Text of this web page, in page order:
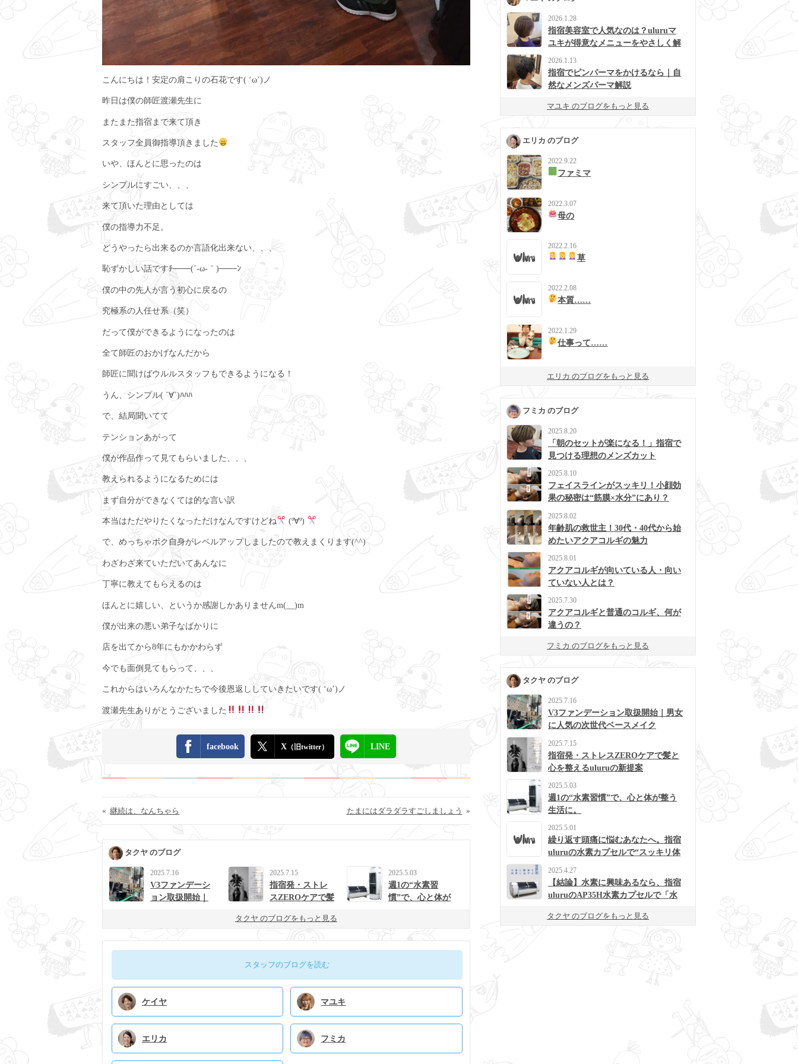
こんにちは！安定の肩こりの石花です( ‘ω’)ノ
昨日は僕の師匠渡瀬先生に
またまた指宿まで来て頂き
スタッフ全員御指導頂きました
いや、ほんとに思ったのは
シンプルにすごい、、、
来て頂いた理由としては
僕の指導力不足。
どうやったら出来るのか言語化出来ない、、、
恥ずかしい話ですﾁ───(´-ω-｀)───ﾝ
僕の中の先人が言う初心に戻るの
究極系の人任せ系（笑）
だって僕ができるようになったのは
全て師匠のおかげなんだから
師匠に聞けばウルルスタッフもできるようになる！
うん、シンプル( ´∀`)ﾊﾊﾊ
で、結局聞いてて
テンションあがって
僕が作品作って見てもらいました、、、
教えられるようになるためには
まず自分ができなくては的な言い訳
本当はただやりたくなっただけなんですけどね (º∀º)
で、めっちゃボク自身がレベルアップしましたので教えまくります(^^)
わざわざ来ていただいてあんなに
丁寧に教えてもらえるのは
ほんとに嬉しい、というか感謝しかありませんm(__)m
僕が出来の悪い弟子なばかりに
店を出てから8年にもかかわらず
今でも面倒見てもらって、、、
これからはいろんなかたちで今後恩返ししていきたいです( ‘ω’)ノ
渡瀬先生ありがとうございました
facebook X （旧twitter） LINE
« 継続は、なんちゃら »
たまにはダラダラすごしましょう
タクヤ のブログ
2025.7.16
V3ファンデーシ
ョン取扱開始｜
2025.7.15
指宿発・ストレ
スZEROケアで髪
uの新提案
2025.5.03
週1の“水素習
慣”で、心と体が
タクヤ のブログをもっと見る
スタッフのブログを読む
ケイヤ マユキ
エリカ フミカ
2026.1.28
指宿美容室で人気なのは？uluruマ
ユキが得意なメニューをやさしく解
2026.1.13
指宿でピンパーマをかけるなら｜自
然なメンズパーマ解説
マユキ のブログをもっと見る
エリカ のブログ
2022.9.22
ファミマ
2022.3.07
母の
2022.2.16
草
2022.2.08
本質……
2022.1.29
仕事って……
エリカ のブログをもっと見る
フミカ のブログ
2025.8.20
「朝のセットが楽になる！」指宿で
見つける理想のメンズカット
2025.8.10
フェイスラインがスッキリ！小顔効
果の秘密は“筋膜×水分”にあり？
2025.8.02
年齢肌の救世主！30代・40代から始
めたいアクアコルギの魅力
2025.8.01
アクアコルギが向いている人・向い
ていない人とは？
2025.7.30
アクアコルギと普通のコルギ、何が
違うの？
フミカ のブログをもっと見る
タクヤ のブログ
2025.7.16
V3ファンデーション取扱開始｜男女
に人気の次世代ベースメイク
2025.7.15
指宿発・ストレスZEROケアで髪と
心を整えるuluruの新提案
2025.5.03
週1の“水素習慣”で、心と体が整う
生活に。
2025.5.01
繰り返す頭痛に悩むあなたへ。指宿
uluruの水素カプセルで“スッキリ体
2025.4.27
【結論】水素に興味あるなら、指宿
uluruのAP35H水素カプセルで「水
タクヤ のブログをもっと見る